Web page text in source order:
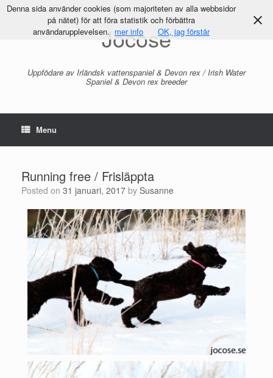
Jocose
Uppfödare av Irländsk vattenspaniel & Devon rex / Irish Water
Spaniel & Devon rex breeder
Menu
Running free / Frisläppta
Posted on 31 januari, 2017 by Susanne
Denna sida använder cookies (som majoriteten av alla webbsidor
på nätet) för att föra statistik och förbättra
användarupplevelsen. mer info OK, jag förstår